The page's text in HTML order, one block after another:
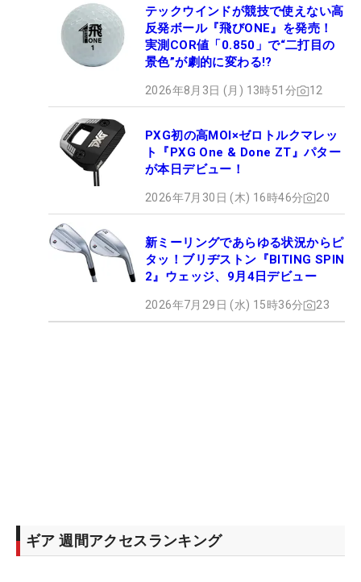
テックウインドが競技で使えない高
反発ボール『飛びONE』を発売！
実測COR値「0.850」で“二打目の
景色”が劇的に変わる!?
2026年8月3日 (月) 13時51分 12
PXG初の高MOI×ゼロトルクマレッ
ト『PXG One & Done ZT』パター
が本日デビュー！
2026年7月30日 (木) 16時46分 20
新ミーリングであらゆる状況からピ
タッ！ブリヂストン『BITING SPIN
2』ウェッジ、9月4日デビュー
2026年7月29日 (水) 15時36分 23
ギア 週間アクセスランキング